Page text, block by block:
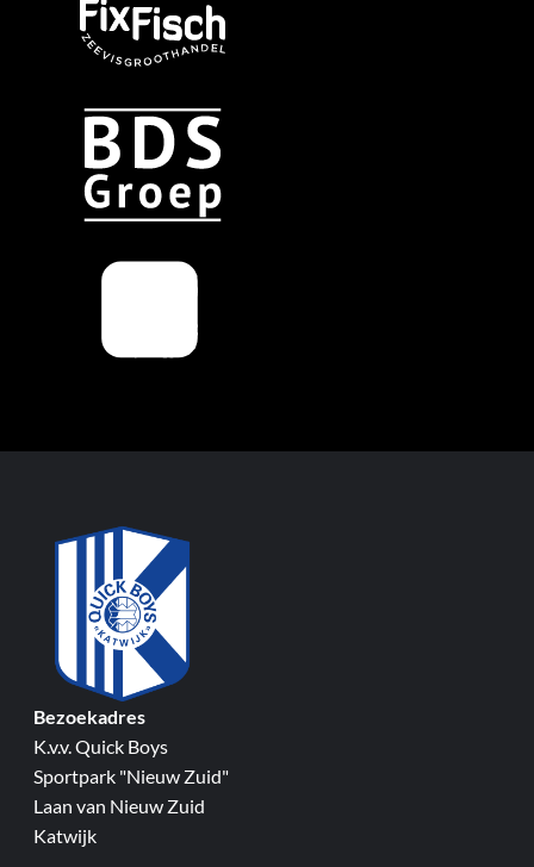
Bezoekadres
K.v.v. Quick Boys
Sportpark "Nieuw Zuid"
Laan van Nieuw Zuid
Katwijk